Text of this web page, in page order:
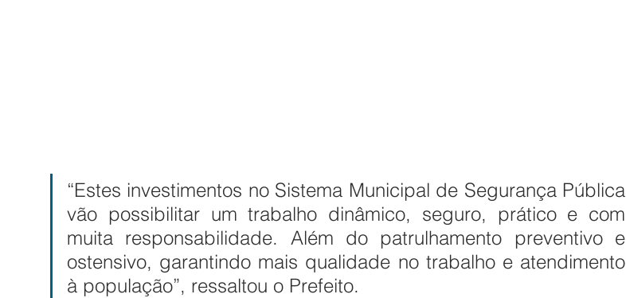
“Estes investimentos no Sistema Municipal de Segurança Pública
vão possibilitar um trabalho dinâmico, seguro, prático e com
muita responsabilidade. Além do patrulhamento preventivo e
ostensivo, garantindo mais qualidade no trabalho e atendimento
à população”, ressaltou o Prefeito.